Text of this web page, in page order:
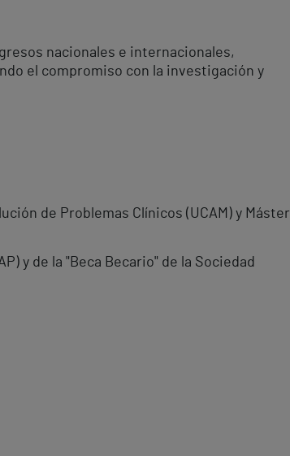
nacionales e internacionales,
el compromiso con la investigación y
de Problemas Clínicos (UCAM) y Máster
y de la "Beca Becario" de la Sociedad